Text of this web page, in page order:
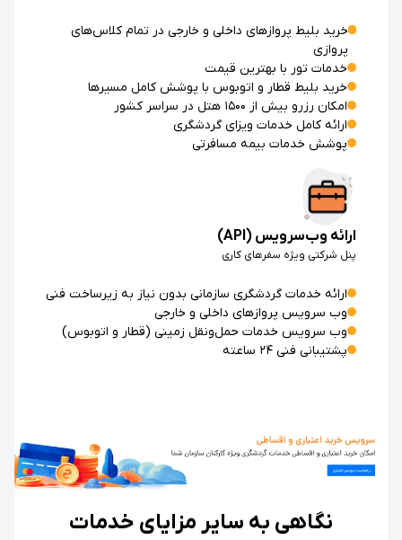
خرید بلیط پروازهای داخلی و خارجی در تمام کلاس‌های
پروازی
خدمات تور با بهترین قیمت
خرید بلیط قطار و اتوبوس با پوشش کامل مسیرها
امکان رزرو بیش از ۱۵۰۰ هتل در سراسر کشور
ارائه کامل خدمات ویزای گردشگری
پوشش خدمات بیمه مسافرتی
ارائه وب‌سرویس (API)
پنل شرکتی ویژه سفرهای کاری
ارائه خدمات گردشگری سازمانی بدون نیاز به زیرساخت فنی
وب سرویس پروازهای داخلی و خارجی
وب سرویس خدمات حمل‌ونقل زمینی (قطار و اتوبوس)
پشتیبانی فنی ۲۴ ساعته
نگاهی به سایر مزایای خدمات